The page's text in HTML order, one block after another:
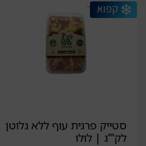
סטייק פרגית עוף ללא גלוטן
לק'"ג | לולו